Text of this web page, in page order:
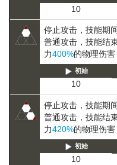
10
停止攻击，技能期
普通攻击 ，技能结
力400%的物理伤害
初始
10
停止攻击，技能期
普通攻击 ，技能结
力420%的物理伤害
初始
10